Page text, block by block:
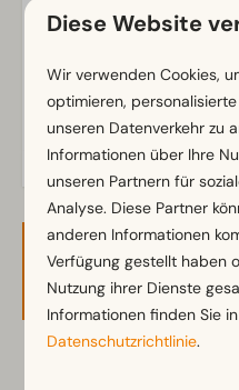
Einbauküche
Kaffeemaschine
Wasserkocher
Standort
Freistehend
Schlafzimmer
Einzelbettdecken und
Doppelbetten: 1
Wohn-Schlafzimmer
Energielabel(s)
Verfügbarkeit
Diese Website
Wir verwenden Cookies,
optimieren,
unseren Datenverkehr zu
Informationen über Ihre
unseren Partnern für
Analyse. Diese Partner
anderen Informationen
Verfügung gestellt haben
Nutzung ihrer Dienste
Informationen finden Sie
Datenschutzrichtlinie.